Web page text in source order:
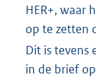
HER+, waar
op te zetten
Dit is tevens
in de brief